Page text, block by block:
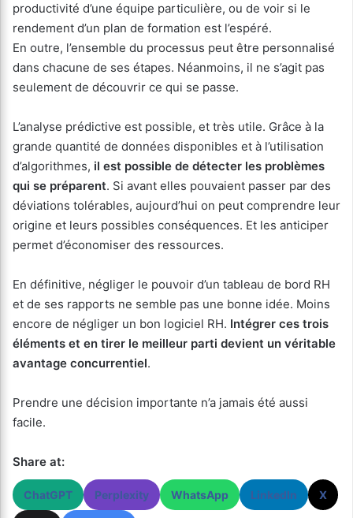
productivité d’une équipe particulière, ou de voir si le
rendement d’un plan de formation est l’espéré.
En outre, l’ensemble du processus peut être personnalisé
dans chacune de ses étapes. Néanmoins, il ne s’agit pas
seulement de découvrir ce qui se passe.
L’analyse prédictive est possible, et très utile. Grâce à la
grande quantité de données disponibles et à l’utilisation
d’algorithmes, il est possible de détecter les problèmes
qui se préparent. Si avant elles pouvaient passer par des
déviations tolérables, aujourd’hui on peut comprendre leur
origine et leurs possibles conséquences. Et les anticiper
permet d’économiser des ressources.
En définitive, négliger le pouvoir d’un tableau de bord RH
et de ses rapports ne semble pas une bonne idée. Moins
encore de négliger un bon logiciel RH. Intégrer ces trois
éléments et en tirer le meilleur parti devient un véritable
avantage concurrentiel.
Prendre une décision importante n’a jamais été aussi
facile.
Share at:
ChatGPT Perplexity WhatsApp LinkedIn X